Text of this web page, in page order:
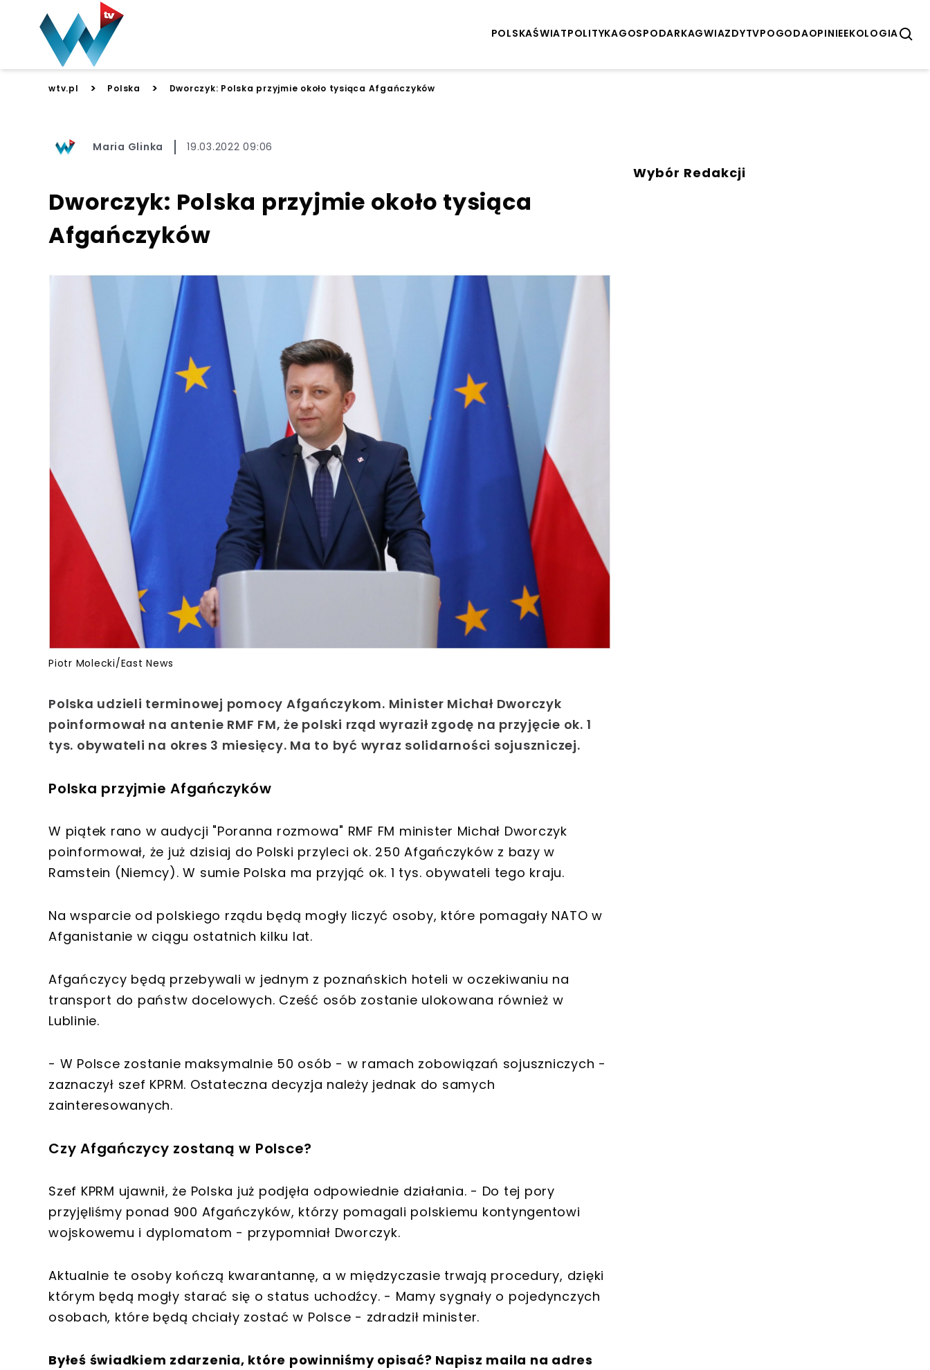
POLSKAŚWIATPOLITYKAGOSPODARKAGWIAZDYTVPOGODAOPINIEEKOLOGIA
wtv.pl > Polska > Dworczyk: Polska przyjmie około tysiąca Afgańczyków
Maria Glinka 19.03.2022 09:06
Dworczyk: Polska przyjmie około tysiąca
Afgańczyków
Piotr Molecki/East News
Polska udzieli terminowej pomocy Afgańczykom. Minister Michał Dworczyk
poinformował na antenie RMF FM, że polski rząd wyraził zgodę na przyjęcie ok. 1
tys. obywateli na okres 3 miesięcy. Ma to być wyraz solidarności sojuszniczej.
Polska przyjmie Afgańczyków
W piątek rano w audycji "Poranna rozmowa" RMF FM minister Michał Dworczyk
poinformował, że już dzisiaj do Polski przyleci ok. 250 Afgańczyków z bazy w
Ramstein (Niemcy). W sumie Polska ma przyjąć ok. 1 tys. obywateli tego kraju.
Na wsparcie od polskiego rządu będą mogły liczyć osoby, które pomagały NATO w
Afganistanie w ciągu ostatnich kilku lat.
Afgańczycy będą przebywali w jednym z poznańskich hoteli w oczekiwaniu na
transport do państw docelowych. Cześć osób zostanie ulokowana również w
Lublinie.
- W Polsce zostanie maksymalnie 50 osób - w ramach zobowiązań sojuszniczych -
zaznaczył szef KPRM. Ostateczna decyzja należy jednak do samych
zainteresowanych.
Czy Afgańczycy zostaną w Polsce?
Szef KPRM ujawnił, że Polska już podjęła odpowiednie działania. - Do tej pory
przyjęliśmy ponad 900 Afgańczyków, którzy pomagali polskiemu kontyngentowi
wojskowemu i dyplomatom - przypomniał Dworczyk.
Aktualnie te osoby kończą kwarantannę, a w międzyczasie trwają procedury, dzięki
którym będą mogły starać się o status uchodźcy. - Mamy sygnały o pojedynczych
osobach, które będą chciały zostać w Polsce - zdradził minister.
Byłeś świadkiem zdarzenia, które powinniśmy opisać? Napisz maila na adres
Wybór Redakcji